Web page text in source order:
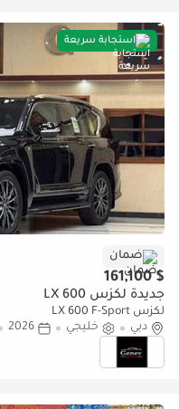
استجابة سريعة
ضمان
$ 161,100
جديدة لكزس LX 600
لكزس LX 600 F-Sport
دبي
خليجي 2026